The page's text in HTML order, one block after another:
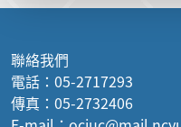
聯絡我們
電話：05-2717293
傳真：05-2732406